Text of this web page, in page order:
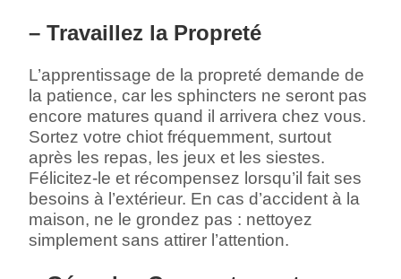
– Travaillez la Propreté
L’apprentissage de la propreté demande de
la patience, car les sphincters ne seront pas
encore matures quand il arrivera chez vous.
Sortez votre chiot fréquemment, surtout
après les repas, les jeux et les siestes.
Félicitez-le et récompensez lorsqu’il fait ses
besoins à l’extérieur. En cas d’accident à la
maison, ne le grondez pas : nettoyez
simplement sans attirer l’attention.